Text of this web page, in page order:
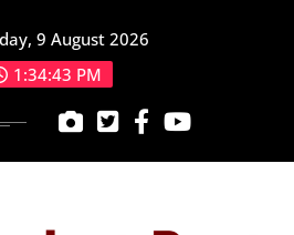
9 August 2026
1:34:44 PM